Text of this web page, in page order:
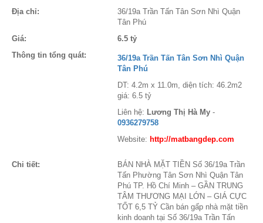
Địa chỉ:
36/19a Trần Tấn Tân Sơn Nhì Quận
Tân Phú
Giá:
6.5 tỷ
Thông tin tổng quát:
36/19a Trần Tấn Tân Sơn Nhì Quận
Tân Phú
DT: 4.2m x 11.0m, diện tích: 46.2m2
giá: 6.5 tỷ
Liên hệ: Lương Thị Hà My -
0936279758
Website: http://matbangdep.com
Chi tiết:
BÁN NHÀ MẶT TIỀN Số 36/19a Trần
Tấn Phường Tân Sơn Nhì Quận Tân
Phú TP. Hồ Chí Minh – GẦN TRUNG
TÂM THƯƠNG MẠI LỚN – GIÁ CỰC
TỐT 6,5 TỶ Cần bán gấp nhà mặt tiền
kinh doanh tại Số 36/19a Trần Tấn